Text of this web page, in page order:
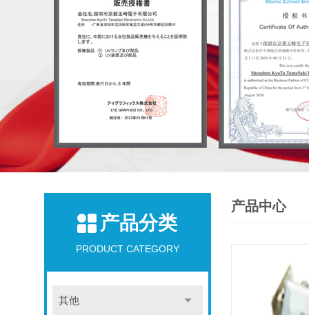
产品分类
PRODUCT CATEGORY
其他
产品中心